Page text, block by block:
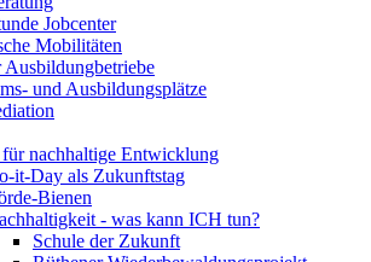
Jobcenter
Mobilitäten
und Ausbildungsplätze
nachhaltige Entwicklung
it-Day als Zukunftstag
Bienen
- was kann ICH tun?
Schule der Zukunft